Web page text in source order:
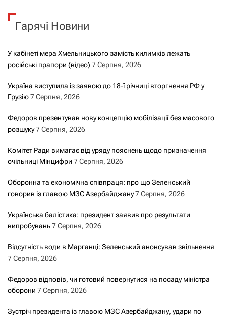
к
Гарячі Новини
У кабінеті мера Хмельницького замість килимків лежать
російські прапори (відео) 7 Серпня, 2026
Україна виступила із заявою до 18-ї річниці вторгнення РФ у
Грузію7 Серпня, 2026
Федоров презентував нову концепцію мобілізації без масового
розшуку7 Серпня, 2026
Комітет Ради вимагає від уряду пояснень щодо призначення
очільниці Мінцифри 7 Серпня, 2026
Оборонна та економічна співпраця: про що Зеленський
говорив із главою МЗС Азербайджану7 Серпня, 2026
Українська балістика: президент заявив про результати
випробувань7 Серпня, 2026
Відсутність води в Марганці: Зеленський анонсував звільнення
7 Серпня, 2026
Федоров відповів, чи готовий повернутися на посаду міністра
оборони 7 Серпня, 2026
Зустріч президента із главою МЗС Азербайджану, удари по